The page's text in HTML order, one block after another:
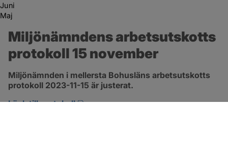
Juni
Maj
Miljönämndens arbetsutskotts
protokoll 15 november
Miljönämnden i mellersta Bohusläns arbetsutskotts
protokoll 2023-11-15 är justerat.
Länk till protokoll
pdf, 290.3 kB, öppnas i nytt fönster.